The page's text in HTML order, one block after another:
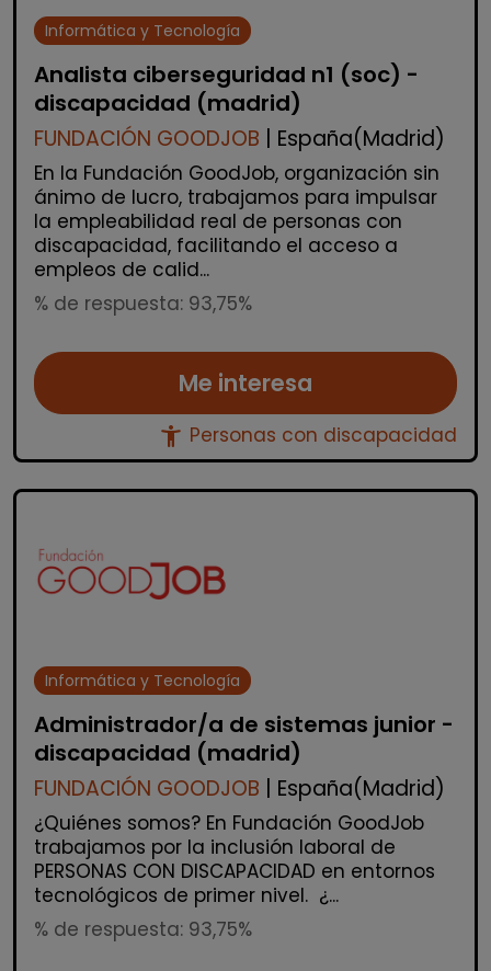
Informática y Tecnología
Analista ciberseguridad n1 (soc) -
discapacidad (madrid)
FUNDACIÓN GOODJOB | España(Madrid)
En la Fundación GoodJob, organización sin
ánimo de lucro, trabajamos para impulsar
la empleabilidad real de personas con
discapacidad, facilitando el acceso a
empleos de calid...
% de respuesta: 93,75%
Me interesa
accessibility_new Personas con discapacidad
Informática y Tecnología
Administrador/a de sistemas junior -
discapacidad (madrid)
FUNDACIÓN GOODJOB | España(Madrid)
¿Quiénes somos? En Fundación GoodJob
trabajamos por la inclusión laboral de
PERSONAS CON DISCAPACIDAD en entornos
tecnológicos de primer nivel. ¿...
% de respuesta: 93,75%